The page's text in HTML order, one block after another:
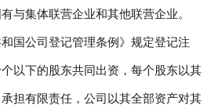
与集体联营企业和其他联营企业。
公司登记管理条例》规定登记注
以下的股东共同出资，每个股东以其
担有限责任，公司以其全部资产对其